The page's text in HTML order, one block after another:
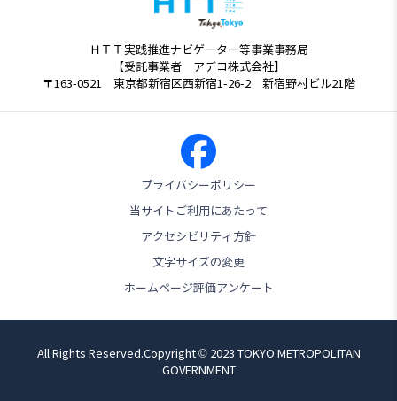
ＨＴＴ実践推進ナビゲーター等事業事務局
【受託事業者 アデコ株式会社】
〒163-0521 東京都新宿区西新宿1-26-2 新宿野村ビル21階
プライバシーポリシー
当サイトご利用にあたって
アクセシビリティ方針
文字サイズの変更
ホームページ評価アンケート
All Rights Reserved.Copyright © 2023 TOKYO METROPOLITAN
GOVERNMENT